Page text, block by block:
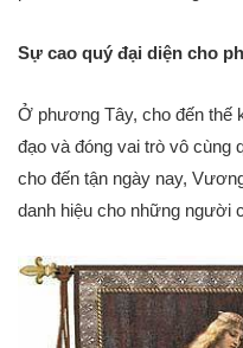
Sự cao quý đại diện cho
Ở phương Tây, cho đến thế
đạo và đóng vai trò vô cùng
cho đến tận ngày nay,
danh hiệu cho những người